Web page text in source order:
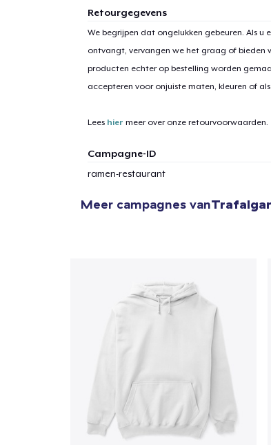
Retourgegevens
We begrijpen dat ongelukken gebeuren. Als
ontvangt, vervangen we het graag of bieden
producten echter op bestelling worden
accepteren voor onjuiste maten, kleuren of
Lees hier meer over onze retourvoorwaarden.
Campagne-ID
ramen-restaurant
Meer campagnes van 1